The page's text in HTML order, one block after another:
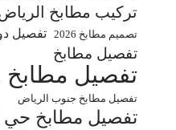
تركيب مطابخ
تصميم مطابخ 2026 تفصيل
تفصيل مطابخ
تفصيل مطابخ
تفصيل مطابخ جنوب الرياض
تفصيل مطابخ حي